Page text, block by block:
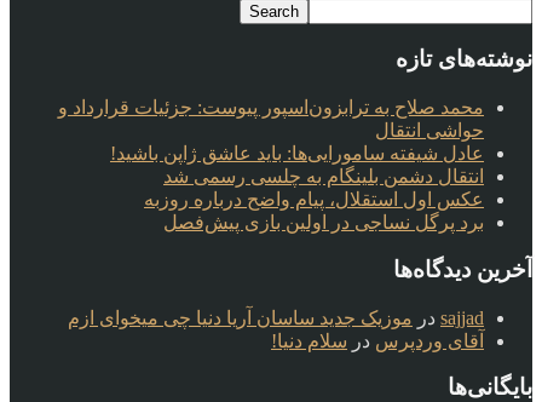
نوشته‌های تازه
محمد صلاح به ترابزون‌اسپور پیوست: جزئیات قرارداد و
حواشی انتقال
عادل شیفته سامورایی‌ها: باید عاشق ژاپن باشید!
انتقال دشمن بلینگام به چلسی رسمی شد
عکس اول استقلال، پیام واضح درباره روزبه
برد پرگل نساجی در اولین بازی پیش‌فصل
آخرین دیدگاه‌ها
sajjad در موزیک جدید ساسان آریا دنیا چی میخوای ازم
آقای وردپرس در سلام دنیا!
بایگانی‌ها